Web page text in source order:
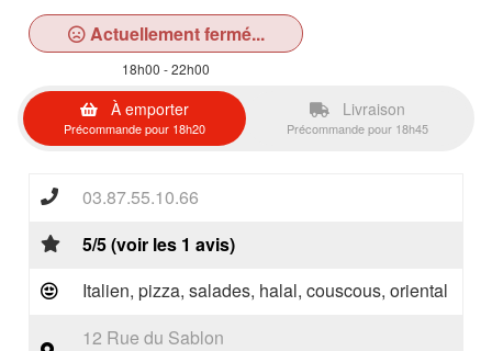
Actuellement fermé...
18h00 - 22h00
À emporter
Précommande pour 18h20
Livraison
Précommande pour 18h45
03.87.55.10.66
5/5 (voir les 1 avis)
Italien, pizza, salades, halal, couscous, oriental
12 Rue du Sablon